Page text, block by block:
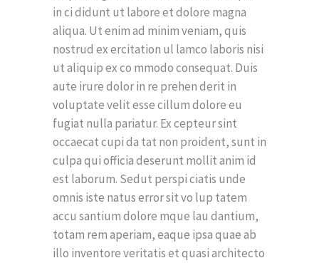
in ci didunt ut labore et dolore magna
aliqua. Ut enim ad minim veniam, quis
nostrud ex ercitation ul lamco laboris nisi
ut aliquip ex co mmodo consequat. Duis
aute irure dolor in re prehen derit in
voluptate velit esse cillum dolore eu
fugiat nulla pariatur. Ex cepteur sint
occaecat cupi da tat non proident, sunt in
culpa qui officia deserunt mollit anim id
est laborum. Sedut perspi ciatis unde
omnis iste natus error sit vo lup tatem
accu santium dolore mque lau dantium,
totam rem aperiam, eaque ipsa quae ab
illo inventore veritatis et quasi architecto